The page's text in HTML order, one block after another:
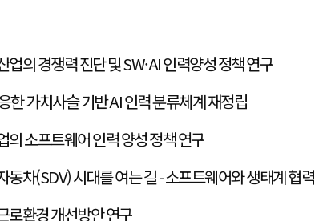
업의 경쟁력 진단 및 SW·AI 인력양성 정책 연구
한 가치사슬 기반 AI 인력 분류체계 재정립
미래형 자동차 산업의 소프트웨어 인력 양성 정책 연구
동차(SDV) 시대를 여는 길 - 소프트웨어와 생태계 협력
로환경 개선방안 연구